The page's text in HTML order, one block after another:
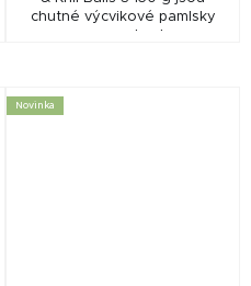
chutné výcvikové pamlsky
Novinka